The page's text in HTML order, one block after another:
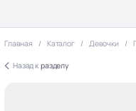
Главная Каталог Девочки
Назад к разделу